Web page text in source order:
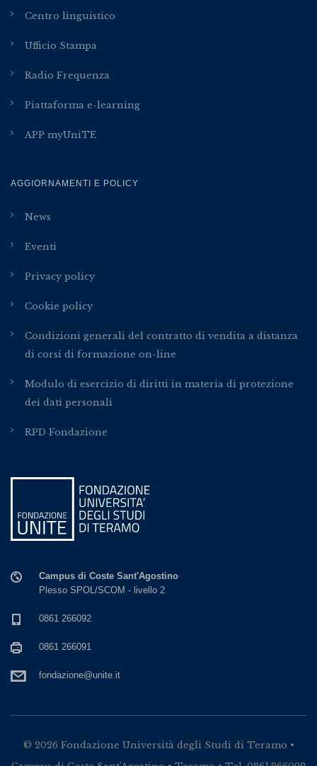
Centro linguistico
Ufficio Stampa
Radio Frequenza
Piattaforma e-learning
APP myUniTE
AGGIORNAMENTI E POLICY
News
Eventi
Privacy policy
Cookie policy
Condizioni generali del contratto di vendita a distanza
di corsi di formazione on-line
Modulo di esercizio di diritti in materia di protezione
dei dati personali
RPD Fondazione
Campus di Coste Sant'Agostino
Plesso SPOL/SCOM - livello 2
0861 266092
0861 266091
fondazione@unite.it
© 2026 Fondazione Università degli Studi di Teramo •